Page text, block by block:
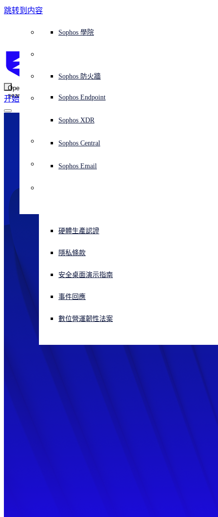
跳转到内容
Open
search
开始
平台概覽Sophos Central
Sophos AI
整合 marketplace 市集
威脅情報
免費試用
端點保護（下一代防毒軟體）
伺服器防護
Mobile Security
安全營運
XDR - 擴展式偵測與回應
身分識別安全
ITDR - 身分識別威脅偵測與回應
網路安全與基礎架構
下一代防火牆 (NGFW)
網路交換機
無線存取點
Workspace Protection
Workspace Protection
零信任網路存取 (ZTNA)
DNS 防護 (DNS Protection)
Email Monitoring System
Email Security
電子郵件與網路釣魚防護
雲端工作負載防護
託管式服務MDR - 託管式偵測與回應
漏洞管理（託管式風險）
諮詢服務概覽
專業服務
營運支援
免費工具
NIST 評估
使用案例全天候守護我的組織
保障遠端與混合辦公員工的安全
應對網路保險要求
保護我的 Microsoft 環境
啟用雲端原生安全性
所有解決方案
教育
政府部門
醫療保健
製造業
零售業
為什麼選擇 Sophos？
獎項與榮譽
競爭對手比較
公司
媒體
職位空缺
信任中心
信任中心概覽
安全設計
負責任的披露
ESG
企業政策
網路安全指引
硬體生產認證
隱私條款
安全桌面演示指南
事件回應
數位營運韌性法案
Sophos 合作夥伴
Partner Program 合作夥伴計畫
Partner care 支援
合作夥伴培訓
合作夥伴部落格
通路合作夥伴
OEM
整合和 API
威脅情報X-Ops 威脅研究
AI 研究
威脅檔案
威脅資料庫
威脅研究部落格
檢視所有資源
案例研究
報告
線上研討會
白皮書
影片
部落格
Sophos 部落格
AI 研究
安全營運
合作夥伴部落格
獲得協助（支援）
緊急事件回應
支援計劃
客戶成功
技術客戶經理（TAM）
聯絡 Sophos 支援
聯絡 Partner Care
下載及更新
Sophos 狀態頁面
安全公告
提交威脅
產品支援
產品文件
Sophos 防火牆
Sophos Endpoint
Sophos XDR
Sophos Central
Sophos Email
培訓
Sophos 學院